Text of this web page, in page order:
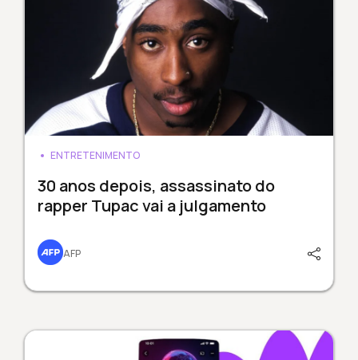
ENTRETENIMENTO
30 anos depois, assassinato do
rapper Tupac vai a julgamento
AFP